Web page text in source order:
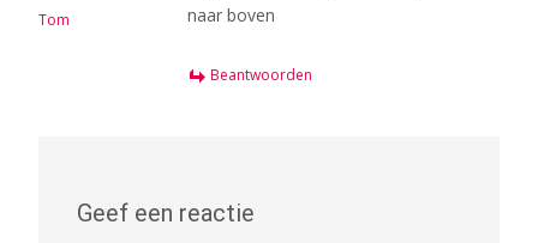
Tom
naar boven
Beantwoorden
Geef een reactie